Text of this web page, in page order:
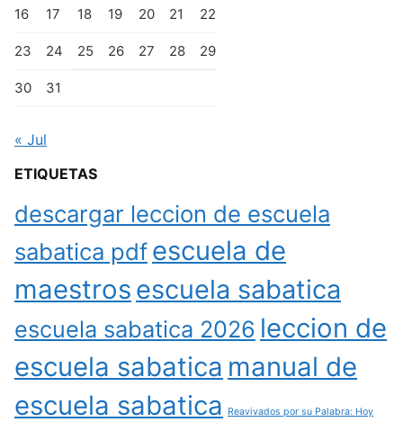
16 17 18 19 20 21 22
23 24 25 26 27 28 29
30 31
« Jul
ETIQUETAS
descargar leccion de escuela
sabatica pdfescuela de
maestros escuela sabatica
escuela sabatica 2026 leccion de
escuela sabatica manual de
escuela sabatica
Reavivados por su Palabra: Hoy